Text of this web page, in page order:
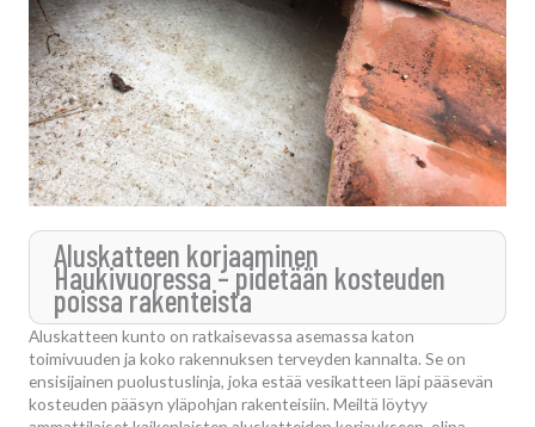
Aluskatteen korjaaminen
Haukivuoressa – pidetään kosteuden
poissa rakenteista
Aluskatteen kunto on ratkaisevassa asemassa katon
toimivuuden ja koko rakennuksen terveyden kannalta. Se on
ensisijainen puolustuslinja, joka estää vesikatteen läpi pääsevän
kosteuden pääsyn yläpohjan rakenteisiin. Meiltä löytyy